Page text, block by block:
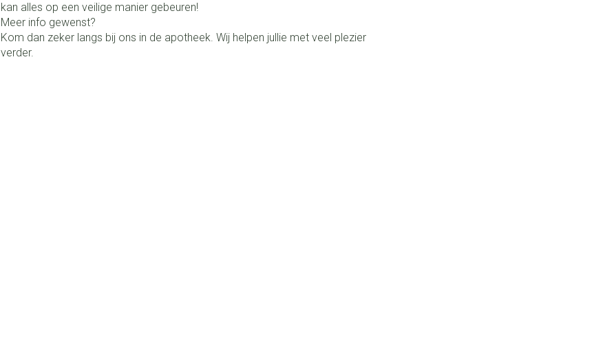
kan alles op een veilige manier gebeuren!
Meer info gewenst?
Kom dan zeker langs bij ons in de apotheek. Wij helpen jullie met veel plezier
verder.